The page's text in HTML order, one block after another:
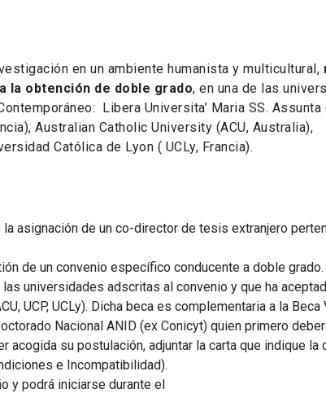
en un ambiente humanista y multicultural,
la obtención de doble grado, en una de las
Libera Universita’ Maria SS. Assunta
Australian Catholic University (ACU, Australia),
Católica de Lyon ( UCLy, Francia).
asignación de un co-director de tesis extranjero
de un convenio específico conducente a doble grado.
universidades adscritas al convenio y que ha
UCP, UCLy). Dicha beca es complementaria a la Beca
Nacional ANID (ex Conicyt) quien primero
su postulación, adjuntar la carta que indique la
e Incompatibilidad).
y podrá iniciarse durante el